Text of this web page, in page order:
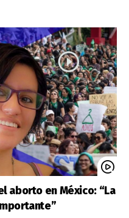
aborto en México: “La